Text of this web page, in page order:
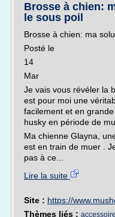
Brosse à chien:
le sous poil
Brosse à chien: ma
Posté le
14
Mar
Je vais vous révéler la
est pour moi une
facilement et en
husky en période de
Ma chienne Glayna,
est en train de muer .
pas à ce...
Lire la suite
Site : https://
Thèmes liés :